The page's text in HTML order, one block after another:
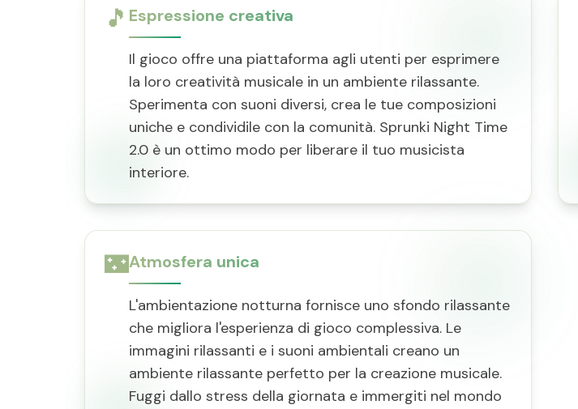
🎵 Espressione creativa
Il gioco offre una piattaforma agli utenti per esprimere
la loro creatività musicale in un ambiente rilassante.
Sperimenta con suoni diversi, crea le tue composizioni
uniche e condividile con la comunità. Sprunki Night Time
2.0 è un ottimo modo per liberare il tuo musicista
interiore.
🌃Atmosfera unica
L'ambientazione notturna fornisce uno sfondo rilassante
che migliora l'esperienza di gioco complessiva. Le
immagini rilassanti e i suoni ambientali creano un
ambiente rilassante perfetto per la creazione musicale.
Fuggi dallo stress della giornata e immergiti nel mondo